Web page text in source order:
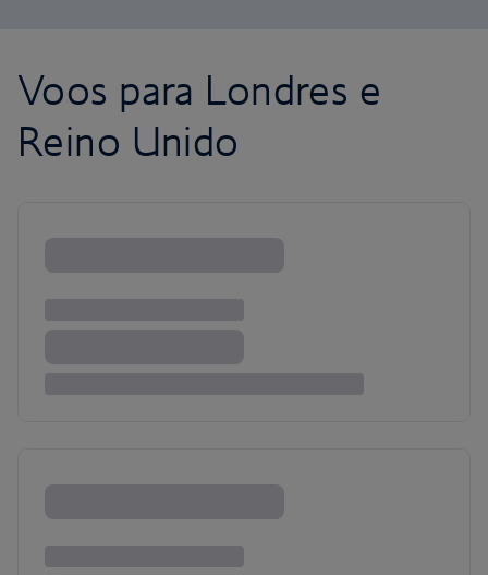
Voos para Londres e
Reino Unido